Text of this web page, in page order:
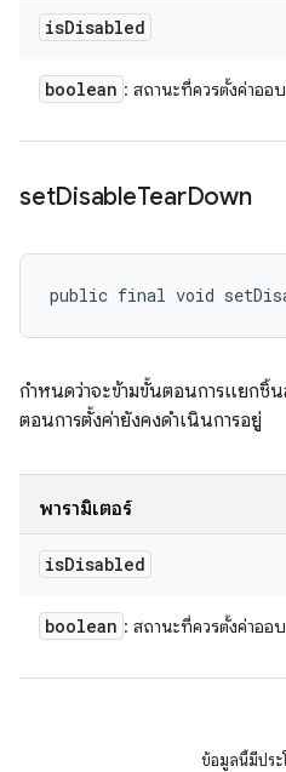
isDisabled
boolean : สถานะที่ควรตั้งค่าออ
setDisableTearDown
public final void
กำหนดว่าจะข้ามขั้นตอนการแยกชิ้
ตอนการตั้งค่ายังคงดำเนินการอยู่
พารามิเตอร์
isDisabled
boolean : สถานะที่ควรตั้งค่าออ
ข้อมูลนี้มีประ